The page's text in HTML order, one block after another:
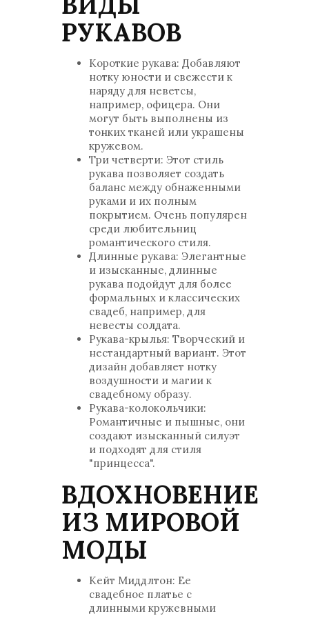
РУКАВОВ
Короткие рукава: Добавляют
нотку юности и свежести к
наряду для неветсы,
например, офицера. Они
могут быть выполнены из
тонких тканей или украшены
кружевом.
Три четверти: Этот стиль
рукава позволяет создать
баланс между обнаженными
руками и их полным
покрытием. Очень популярен
среди любительниц
романтического стиля.
Длинные рукава: Элегантные
и изысканные, длинные
рукава подойдут для более
формальных и классических
свадеб, например, для
невесты солдата.
Рукава-крылья: Творческий и
нестандартный вариант. Этот
дизайн добавляет нотку
воздушности и магии к
свадебному образу.
Рукава-колокольчики:
Романтичные и пышные, они
создают изысканный силуэт
и подходят для стиля
"принцесса".
ВДОХНОВЕНИЕ
ИЗ МИРОВОЙ
МОДЫ
Кейт Миддлтон: Ее
свадебное платье с
длинными кружевными